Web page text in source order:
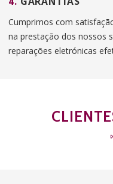
Cumprimos com
na prestação dos nossos
reparações eletrónicas